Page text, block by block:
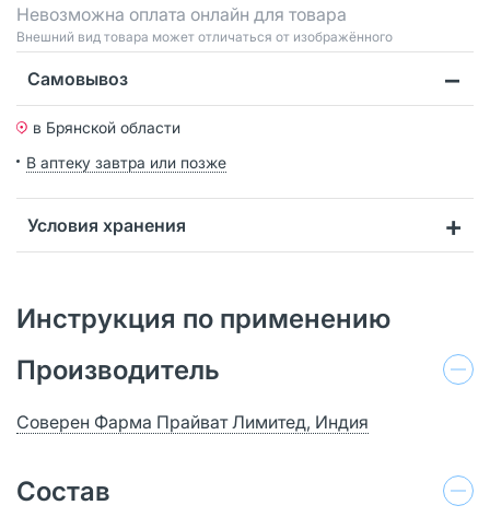
Невозможна оплата онлайн для товара
Bнешний вид товара может отличаться от изображённого
Самовывоз
в Брянской области
В аптеку завтра или позже
Условия хранения
Инструкция по применению
Производитель
Соверен Фарма Прайват Лимитед, Индия
Состав